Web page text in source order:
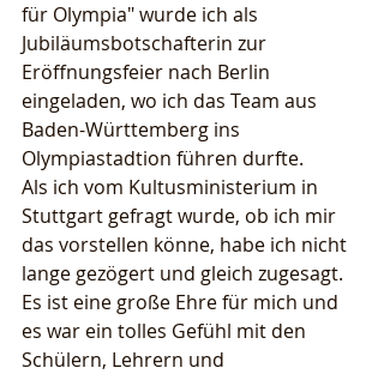
für Olympia" wurde ich als
Jubiläumsbotschafterin zur
Eröffnungsfeier nach Berlin
eingeladen, wo ich das Team aus
Baden-Württemberg ins
Olympiastadtion führen durfte.
Als ich vom Kultusministerium in
Stuttgart gefragt wurde, ob ich mir
das vorstellen könne, habe ich nicht
lange gezögert und gleich zugesagt.
Es ist eine große Ehre für mich und
es war ein tolles Gefühl mit den
Schülern, Lehrern und